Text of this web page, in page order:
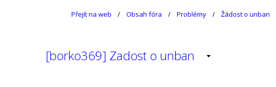
Přejít na web Obsah fóra Problémy Žádost o unban
[borko369] Zadost o unban